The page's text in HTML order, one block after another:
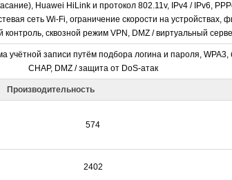
Huawei HiLink и протокол 802.11v, IPv4 / IPv6,
сеть Wi-Fi, ограничение скорости на устройствах,
контроль, сквозной режим VPN, DMZ / виртуальный
учётной записи путём подбора логина и пароля, WPA3,
CHAP, DMZ / защита от DoS-атак
Производительность
574
2402